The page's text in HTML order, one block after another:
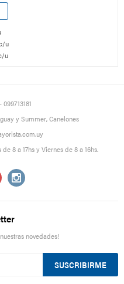
u
u
y Summer, Canelones
8 a 17hs y Viernes de 8 a 16hs.

novedades!
SUSCRIBIRME